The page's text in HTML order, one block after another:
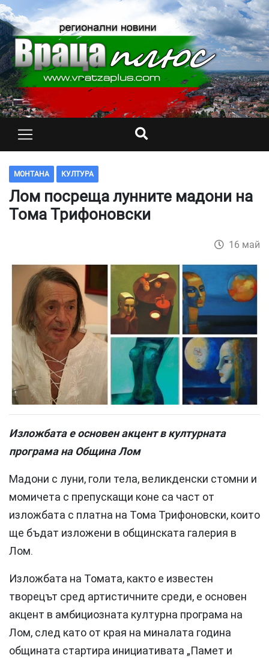
МОНТАНА КУЛТУРА
Лом посреща лунните мадони на
Тома Трифоновски
16 май
Изложбата е основен акцент в културната
програма на Община Лом
Мадони с луни, голи тела, великденски стомни и
момичета с препускащи коне са част от
изложбата с платна на Тома Трифоновски, които
ще бъдат изложени в общинската галерия в
Лом.
Изложбата на Томата, както е известен
творецът сред артистичните среди, е основен
акцент в амбициозната културна програма на
Лом, след като от края на миналата година
общината стартира инициативата „Памет и